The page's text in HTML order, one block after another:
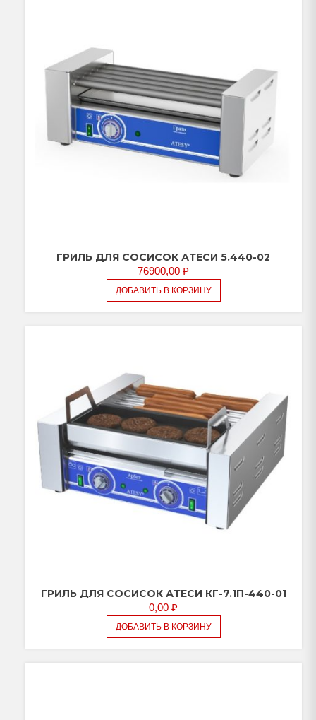
ГРИЛЬ ДЛЯ СОСИСОК АТЕСИ 5.440-02
76900,00 ₽
ДОБАВИТЬ В КОРЗИНУ
ГРИЛЬ ДЛЯ СОСИСОК АТЕСИ КГ-7.1П-440-01
0,00 ₽
ДОБАВИТЬ В КОРЗИНУ